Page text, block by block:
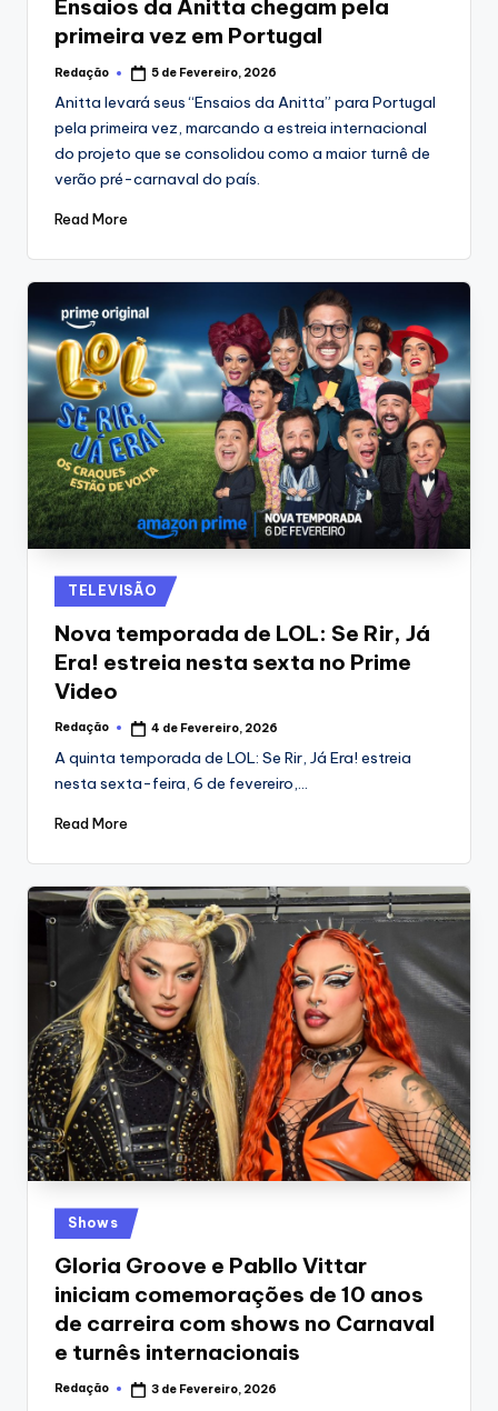
Ensaios da Anitta chegam pela
primeira vez em Portugal
Posted
Redação 5 de Fevereiro, 2026
Anitta levará seus “Ensaios da Anitta” para Portugal
pela primeira vez, marcando a estreia internacional
do projeto que se consolidou como a maior turnê de
verão pré-carnaval do país.
Read More
Posted
in
TELEVISÃO
Nova temporada de LOL: Se Rir, Já
Era! estreia nesta sexta no Prime
Video
Posted
Redação 4 de Fevereiro, 2026
A quinta temporada de LOL: Se Rir, Já Era! estreia
nesta sexta-feira, 6 de fevereiro,…
Read More
Posted
in
Shows
Gloria Groove e Pabllo Vittar
iniciam comemorações de 10 anos
de carreira com shows no Carnaval
e turnês internacionais
Posted
Redação 3 de Fevereiro, 2026